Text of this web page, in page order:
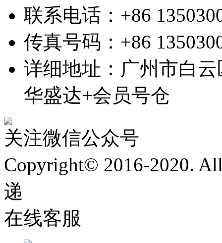
联系电话：+86
传真号码：+86
详细地址：广州市白
华盛达+会员号仓
关注微信公众号
Copyright© 2016-2020.
递
在线客服